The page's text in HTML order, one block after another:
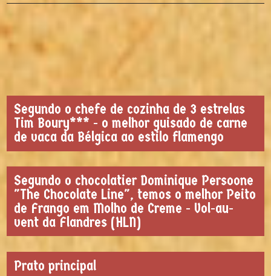
Segundo o chefe de cozinha de 3 estrelas
Tim Boury*** - o melhor guisado de carne
de vaca da Bélgica ao estilo flamengo
Segundo o chocolatier Dominique Persoone
"The Chocolate Line", temos o melhor Peito
de Frango em Molho de Creme - Vol-au-
vent da Flandres (HLN)
Prato principal